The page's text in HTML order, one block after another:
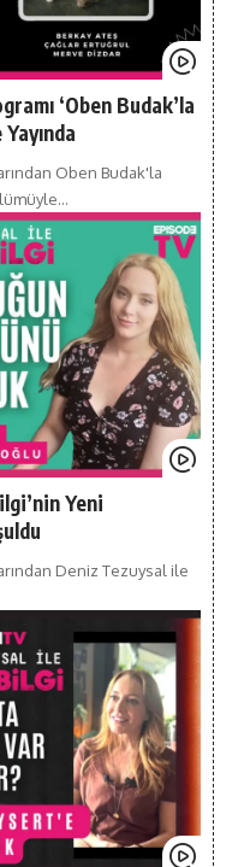
‘Oben Budak’la
Oben Budak'la
Yeni
Deniz Tezuysal ile